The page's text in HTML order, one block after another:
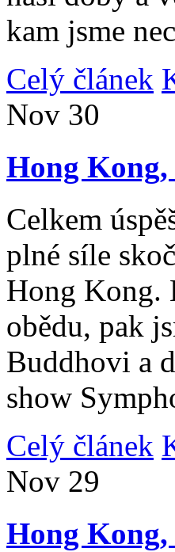
kam jsme
Celý článek
Nov 30
Hong Kong,
Celkem
plné síle
Hong Kong.
obědu, pak
Buddhovi a
show
Celý článek
Nov 29
Hong Kong,